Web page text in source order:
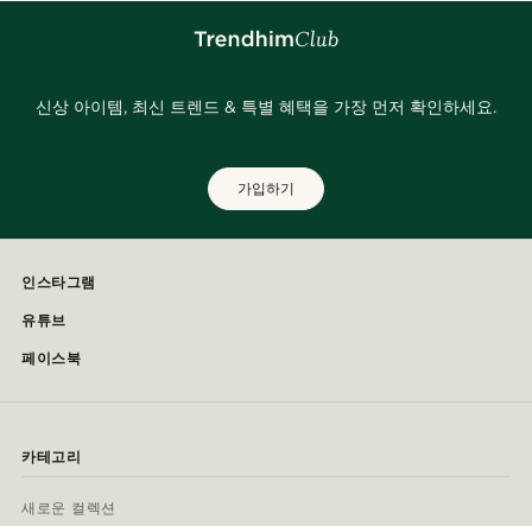
신상 아이템, 최신 트렌드 & 특별 혜택을 가장 먼저 확인하세요.
가입하기
인스타그램
유튜브
페이스북
카테고리
새로운 컬렉션